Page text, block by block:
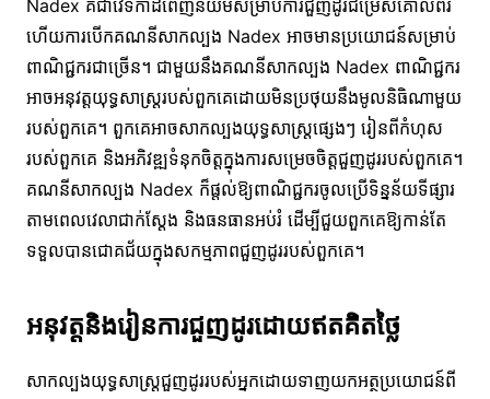
Nadex គឺជាវេទិកាដ៏ពេញនិយមសម្រាប់ការជួញដូរជម្រើសគោលពីរ
ហើយការបើកគណនីសាកល្បង Nadex អាចមានប្រយោជន៍សម្រាប់
ពាណិជ្ជករជាច្រើន។ ជាមួយនឹងគណនីសាកល្បង Nadex ពាណិជ្ជករ
អាចអនុវត្តយុទ្ធសាស្រ្តរបស់ពួកគេដោយមិនប្រថុយនឹងមូលនិធិណាមួយ
របស់ពួកគេ។ ពួកគេអាចសាកល្បងយុទ្ធសាស្រ្តផ្សេងៗ រៀនពីកំហុស
របស់ពួកគេ និងអភិវឌ្ឍទំនុកចិត្តក្នុងការសម្រេចចិត្តជួញដូររបស់ពួកគេ។
គណនីសាកល្បង Nadex ក៏ផ្តល់ឱ្យពាណិជ្ជករចូលប្រើទិន្នន័យទីផ្សារ
តាមពេលវេលាជាក់ស្តែង និងធនធានអប់រំ ដើម្បីជួយពួកគេឱ្យកាន់តែ
ទទួលបានជោគជ័យក្នុងសកម្មភាពជួញដូររបស់ពួកគេ។
អនុវត្តនិងរៀនការជួញដូរដោយឥតគិតថ្លៃ
សាកល្បងយុទ្ធសាស្រ្តជួញដូររបស់អ្នកដោយទាញយកអត្ថប្រយោជន៍ពី